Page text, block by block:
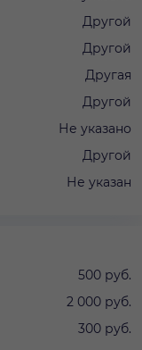
Другой
Другой
Другая
Другой
Не указано
Другой
Не указан
500 руб.
2 000 руб.
300 руб.